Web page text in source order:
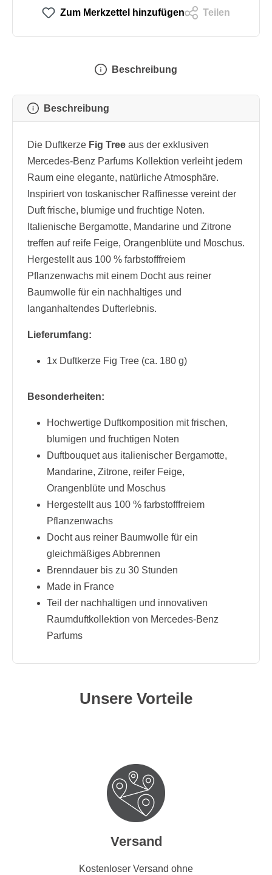
Zum Merkzettel hinzufügen Teilen
Beschreibung
Beschreibung
Die Duftkerze Fig Tree aus der exklusiven
Mercedes-Benz Parfums Kollektion verleiht jedem
Raum eine elegante, natürliche Atmosphäre.
Inspiriert von toskanischer Raffinesse vereint der
Duft frische, blumige und fruchtige Noten.
Italienische Bergamotte, Mandarine und Zitrone
treffen auf reife Feige, Orangenblüte und Moschus.
Hergestellt aus 100 % farbstofffreiem
Pflanzenwachs mit einem Docht aus reiner
Baumwolle für ein nachhaltiges und
langanhaltendes Dufterlebnis.
Lieferumfang:
1x Duftkerze Fig Tree (ca. 180 g)
Besonderheiten:
Hochwertige Duftkomposition mit frischen,
blumigen und fruchtigen Noten
Duftbouquet aus italienischer Bergamotte,
Mandarine, Zitrone, reifer Feige,
Orangenblüte und Moschus
Hergestellt aus 100 % farbstofffreiem
Pflanzenwachs
Docht aus reiner Baumwolle für ein
gleichmäßiges Abbrennen
Brenndauer bis zu 30 Stunden
Made in France
Teil der nachhaltigen und innovativen
Raumduftkollektion von Mercedes-Benz
Parfums
Unsere Vorteile
Versand
Kostenloser Versand ohne